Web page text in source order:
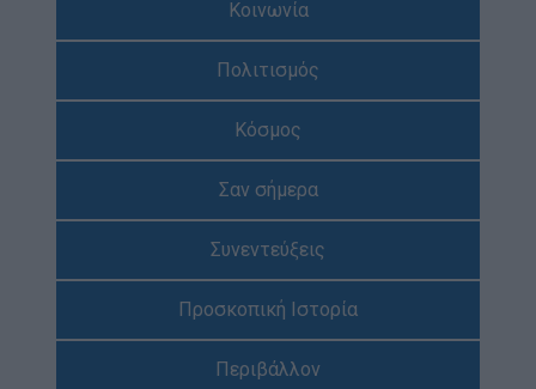
Η Προσκοπική Μέθοδος
Προσκοπικό Πρόγραμμα
Στόχοι Βιώσιμης Ανάπτυξης
Earth Tribe
Ομάδα Διάσωσης Άγριας Ζωής
Κοινωνία
Πολιτισμός
Κόσμος
Σαν σήμερα
Συνεντεύξεις
Προσκοπική Ιστορία
Περιβάλλον